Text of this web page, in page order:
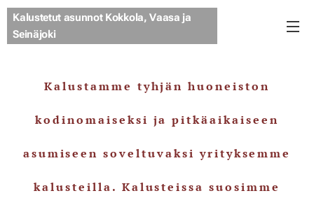
Kalustetut asunnot Kokkola, Vaasa ja
Seinäjoki
Kalustamme tyhjän huoneiston
kodinomaiseksi ja pitkäaikaiseen
asumiseen soveltuvaksi yrityksemme
kalusteilla. Kalusteissa suosimme